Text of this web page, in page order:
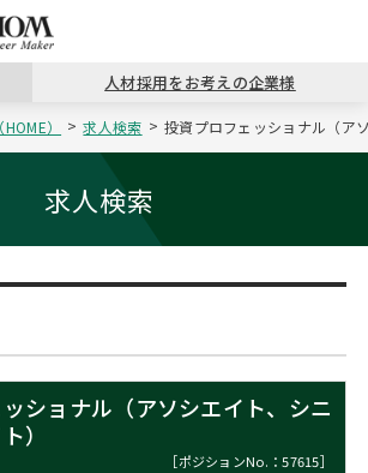
戻る
コンサ
戻る
キャリ
座
）
戻る
MBAの
戻る
日本か
戻る
パワー
ナー
人材採用をお考えの企業様
） 求人検索 投資プロフェッショナル（ア
求人検索
ショナル（アソシエイト、シニ
）
［ポジションNo.：57615］